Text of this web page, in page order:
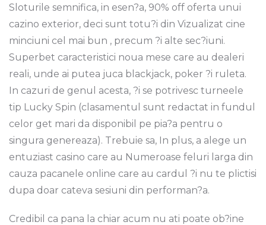
Sloturile semnifica, in esen?a, 90% off oferta unui
cazino exterior, deci sunt totu?i din Vizualizat cine
minciuni cel mai bun , precum ?i alte sec?iuni.
Superbet caracteristici noua mese care au dealeri
reali, unde ai putea juca blackjack, poker ?i ruleta.
In cazuri de genul acesta, ?i se potrivesc turneele
tip Lucky Spin (clasamentul sunt redactat in fundul
celor get mari da disponibil pe pia?a pentru o
singura genereaza). Trebuie sa, In plus, a alege un
entuziast casino care au Numeroase feluri larga din
cauza pacanele online care au cardul ?i nu te plictisi
dupa doar cateva sesiuni din performan?a.
Credibil ca pana la chiar acum nu ati poate ob?ine